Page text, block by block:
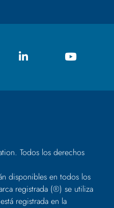
Todos los derechos
disponibles en todos los
registrada (®) se utiliza
registrada en la